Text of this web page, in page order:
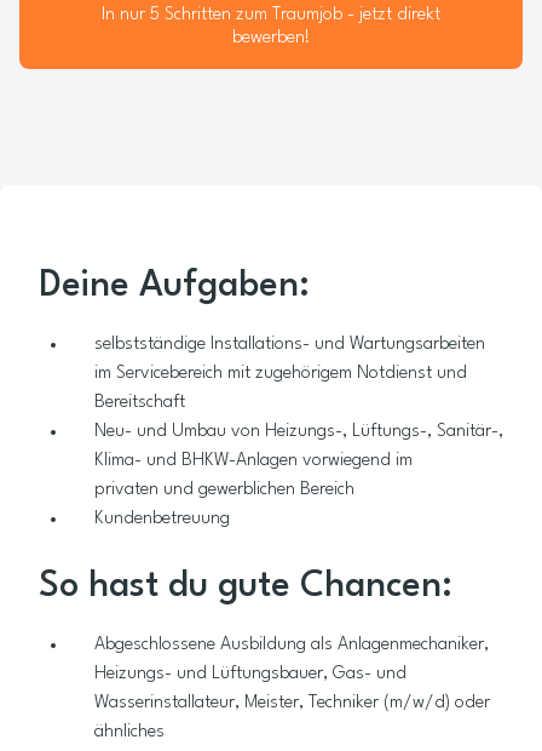
In nur 5 Schritten zum Traumjob - jetzt direkt
bewerben!
Deine Aufgaben:
selbstständige Installations- und Wartungsarbeiten
im Servicebereich mit zugehörigem Notdienst und
Bereitschaft
Neu- und Umbau von Heizungs-, Lüftungs-, Sanitär-,
Klima- und BHKW-Anlagen vorwiegend im
privaten und gewerblichen Bereich
Kundenbetreuung
So hast du gute Chancen:
Abgeschlossene Ausbildung als Anlagenmechaniker,
Heizungs- und Lüftungsbauer, Gas- und
Wasserinstallateur, Meister, Techniker (m/w/d) oder
ähnliches